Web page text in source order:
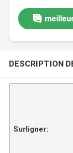
DESCRIPTION
Surligner: